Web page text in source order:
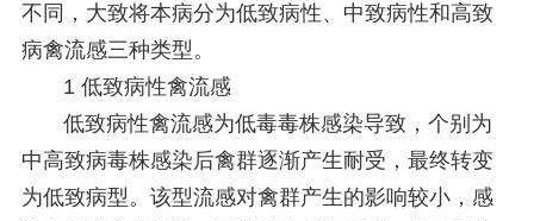
不同，大致将本病分为低致病性、中致病性和高致
病禽流感三种类型。
1 低致病性禽流感
低致病性禽流感为低毒毒株感染导致，个别为
中高致病毒株感染后禽群逐渐产生耐受，最终转变
为低致病型。该型流感对禽群产生的影响较小，感